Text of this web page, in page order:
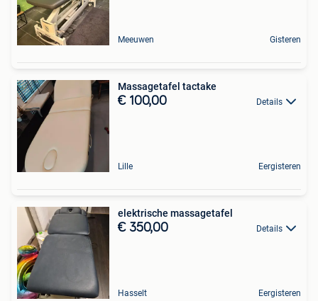
Meeuwen Gisteren
Massagetafel tactake
€ 100,00 Details
Lille Eergisteren
elektrische massagetafel
€ 350,00 Details
Hasselt Eergisteren